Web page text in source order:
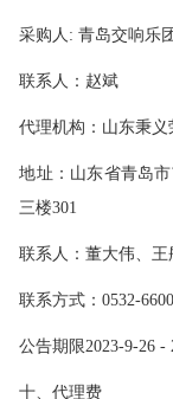
采购人 :青岛交响乐团
联系人：赵斌
代理机构：山东秉义
地址：山东省青岛
三楼301
联系人：董大伟、王
联系方式：0532-
公告期限2023-9-26 -
十、代理费